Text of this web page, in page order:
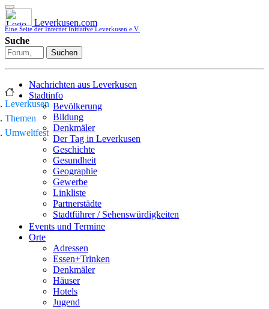
Leverkusen.com
Eine Seite der Internet Initiative Leverkusen e.V.
Suche
Suchen
Nachrichten aus Leverkusen
Stadtinfo
Bevölkerung
Bildung
Denkmäler
Der Tag in Leverkusen
Geschichte
Gesundheit
Geographie
Gewerbe
Linkliste
Partnerstädte
Stadtführer / Sehenswürdigkeiten
Stadtplan
Sport
Who is who
Wohnen
Events und Termine
Orte
Adressen
Essen+Trinken
Denkmäler
Häuser
Hotels
Jugend
Leverkusen
Themen
Umweltfest